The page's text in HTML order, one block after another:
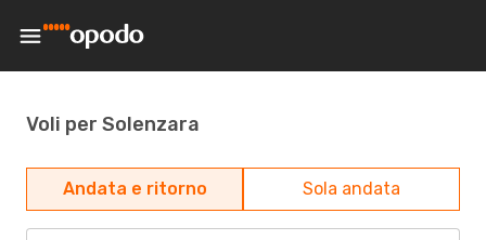
Voli per Solenzara
Andata e ritorno Sola andata